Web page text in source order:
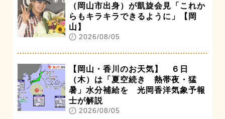
（岡山市出身）が凱旋会見「これか
らもキラキラできるように」【岡
山】
2026/08/05
【岡山・香川のお天気】 ６日
（木）は「夏空続き 熱帯夜・猛
暑」水分補給を 光岡香洋気象予報
士が解説
2026/08/05